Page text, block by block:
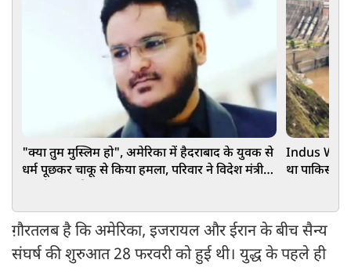
"क्या तुम मुस्लिम हो", अमेरिका में हैदराबाद के युवक से
धर्म पूछकर चाकू से किया हमला, परिवार ने विदेश मंत्री से
Indus
था
ग़ौरतलब है कि अमेरिका, इजरायल और ईरान के बीच सैन्य
संघर्ष की शुरुआत 28 फरवरी को हुई थी। युद्ध के पहले ही